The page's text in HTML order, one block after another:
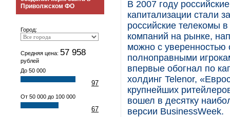
Приволжском ФО
Город:
Средняя цена: 57 958
рублей
До 50 000
97
От 50 000 до 100 000
67
В 2007 году
капитализации стали
российские телекомы
компаний на рынке,
можно с уверенностью
полноправными
впервые обогнал по
холдинг Telenor,
крупнейших
вошел в десятку
версии BusinessWeek.